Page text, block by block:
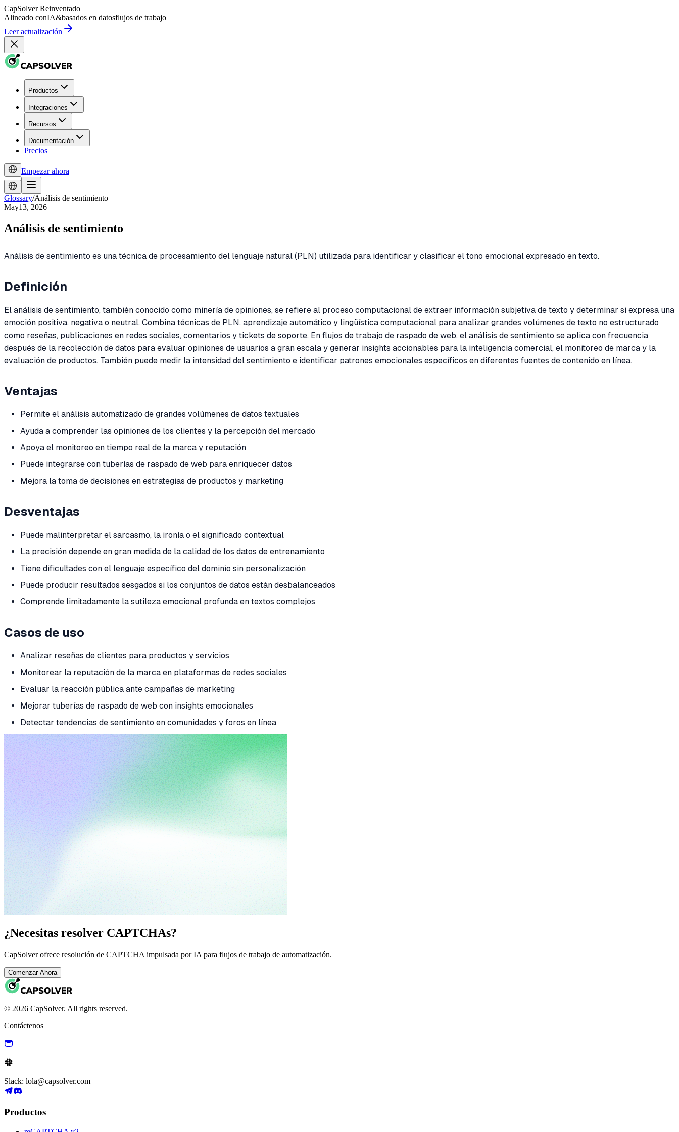
CapSolver Reinventado
Alineado conIA&basados en datosflujos de trabajo
Leer actualización
Productos
Integraciones
Recursos
Documentación
Precios
Empezar ahora
Glossary/Análisis de sentimiento
May13, 2026
Análisis de sentimiento
Análisis de sentimiento es una técnica de procesamiento del lenguaje natural (PLN) utilizada para identificar y clasificar el tono emocional expresado en texto.
Definición
El análisis de sentimiento, también conocido como minería de opiniones, se refiere al proceso computacional de extraer información subjetiva de texto y determinar si expresa una
emoción positiva, negativa o neutral. Combina técnicas de PLN, aprendizaje automático y lingüística computacional para analizar grandes volúmenes de texto no estructurado
como reseñas, publicaciones en redes sociales, comentarios y tickets de soporte. En flujos de trabajo de raspado de web, el análisis de sentimiento se aplica con frecuencia
después de la recolección de datos para evaluar opiniones de usuarios a gran escala y generar insights accionables para la inteligencia comercial, el monitoreo de marca y la
evaluación de productos. También puede medir la intensidad del sentimiento e identificar patrones emocionales específicos en diferentes fuentes de contenido en línea.
Ventajas
Permite el análisis automatizado de grandes volúmenes de datos textuales
Ayuda a comprender las opiniones de los clientes y la percepción del mercado
Apoya el monitoreo en tiempo real de la marca y reputación
Puede integrarse con tuberías de raspado de web para enriquecer datos
Mejora la toma de decisiones en estrategias de productos y marketing
Desventajas
Puede malinterpretar el sarcasmo, la ironía o el significado contextual
La precisión depende en gran medida de la calidad de los datos de entrenamiento
Tiene dificultades con el lenguaje específico del dominio sin personalización
Puede producir resultados sesgados si los conjuntos de datos están desbalanceados
Comprende limitadamente la sutileza emocional profunda en textos complejos
Casos de uso
Analizar reseñas de clientes para productos y servicios
Monitorear la reputación de la marca en plataformas de redes sociales
Evaluar la reacción pública ante campañas de marketing
Mejorar tuberías de raspado de web con insights emocionales
Detectar tendencias de sentimiento en comunidades y foros en línea
¿Necesitas resolver CAPTCHAs?
CapSolver ofrece resolución de CAPTCHA impulsada por IA para flujos de trabajo de automatización.
Comenzar Ahora
© 2026 CapSolver. All rights reserved.
Contáctenos
Slack: lola@capsolver.com
Productos